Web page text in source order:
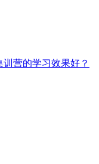
营的学习效果好？